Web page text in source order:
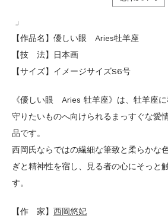
」
【作品名】優しい眼 Aries牡羊座
【技 法】日本画
【サイズ】イメージサイズS6号
《優しい眼 Aries 牡羊座》は、牡羊座に
守りたいものへ向けられるまっすぐな愛
品です。
西岡氏ならではの繊細な筆致と柔らかな
ぎと精神性を宿し、見る者の心にそっと
す。
【作 家】 西岡悠妃